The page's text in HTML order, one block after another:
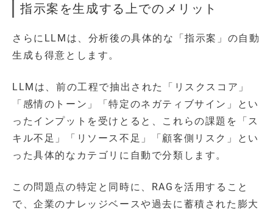
指示案を生成する上でのメリット
さらにLLMは、分析後の具体的な「指示案」の自動
生成も得意とします。
LLMは、前の工程で抽出された「リスクスコア」
「感情のトーン」「特定のネガティブサイン」とい
ったインプットを受けとると、これらの課題を「ス
キル不足」「リソース不足」「顧客側リスク」とい
った具体的なカテゴリに自動で分類します。
この問題点の特定と同時に、RAGを活用すること
で、企業のナレッジベースや過去に蓄積された膨大